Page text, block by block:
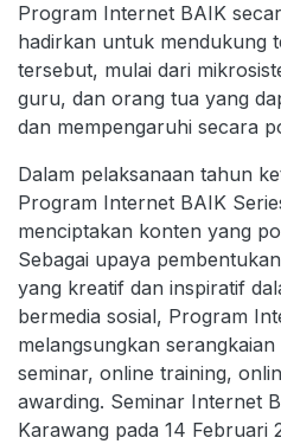
Program Internet BAIK
hadirkan untuk mendukung
tersebut, mulai dari
guru, dan orang tua yang
dan mempengaruhi secara
Dalam pelaksanaan tahun
Program Internet BAIK
menciptakan konten yang
Sebagai upaya
yang kreatif dan inspiratif
bermedia sosial, Program
melangsungkan
seminar, online training,
awarding. Seminar Internet
Karawang pada 14 Februari